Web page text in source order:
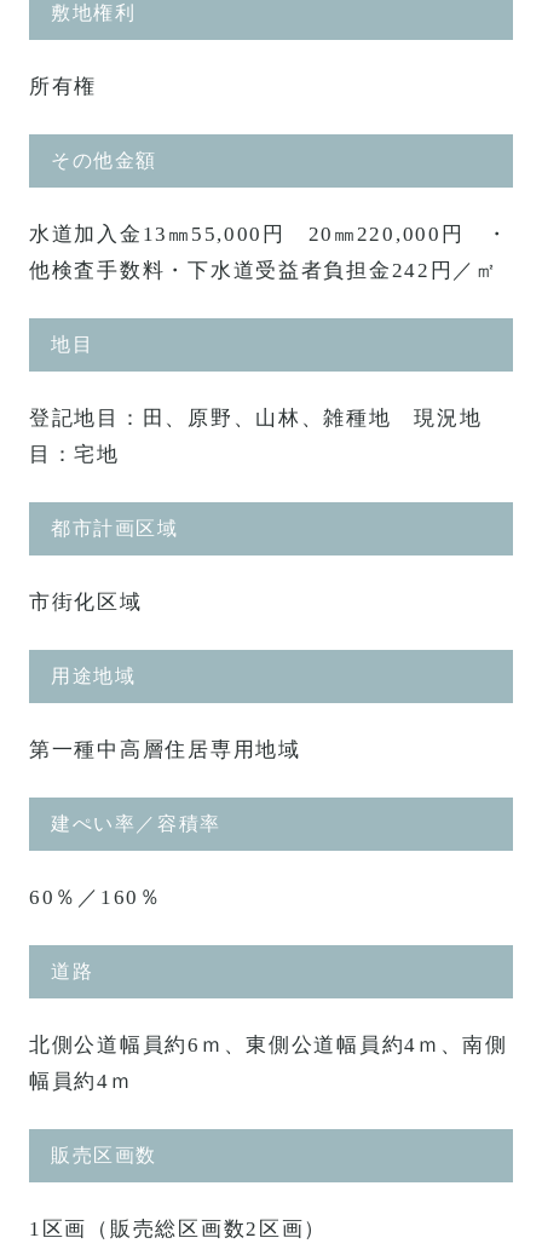
敷地権利
所有権
その他金額
水道加入金13㎜55,000円 20㎜220,000円 ・
他検査手数料・下水道受益者負担金242円／㎡
地目
登記地目：田、原野、山林、雑種地 現況地
目：宅地
都市計画区域
市街化区域
用途地域
第一種中高層住居専用地域
建ぺい率／容積率
60％／160％
道路
北側公道幅員約6ｍ、東側公道幅員約4ｍ、南側
幅員約4ｍ
販売区画数
1区画（販売総区画数2区画）